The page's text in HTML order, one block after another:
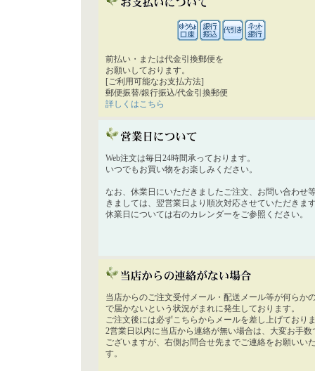
前払い・または代金引換郵便を
お願いしております。
[ご利用可能なお支払方法]
郵便振替/銀行振込/代金引換郵便
詳しくはこちら
Web注文は毎日24時間承っております。
いつでもお買い物をお楽しみください。
なお、休業日にいただきましたご注文、お問い合わせ
きましては、翌営業日より順次対応させていただきま
休業日については右のカレンダーをご参照ください。
当店からのご注文受付メール・配送メール等が何らか
で届かないという状況がまれに発生しております。
ご注文後には必ずこちらからメールを差し上げており
2営業日以内に当店から連絡が無い場合は、大変お手数
ございますが、右側お問合せ先までご連絡をお願いい
す。